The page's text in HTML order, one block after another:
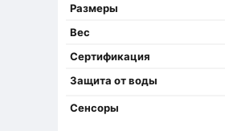
Размеры
Вес
Сертификация
Защита от воды
Сенсоры